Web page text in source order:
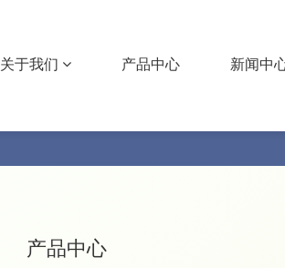
关于我们 产品中心 新闻中
产品中心